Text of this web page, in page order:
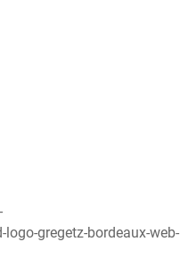
gregetz-bordeaux-web-